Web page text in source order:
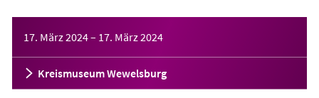
17. März 2024– 17. März 2024
Kreismuseum Wewelsburg